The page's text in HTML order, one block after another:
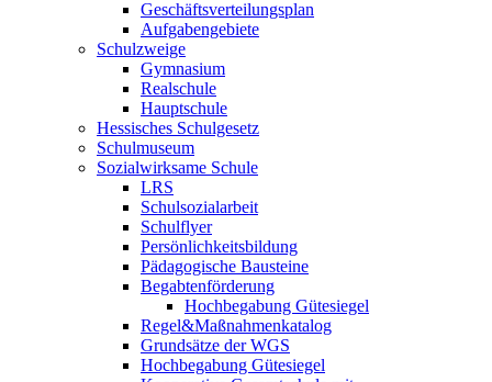
Geschäftsverteilungsplan
Aufgabengebiete
Schulzweige
Gymnasium
Realschule
Hauptschule
Hessisches Schulgesetz
Schulmuseum
Sozialwirksame Schule
LRS
Schulsozialarbeit
Schulflyer
Persönlichkeitsbildung
Pädagogische Bausteine
Begabtenförderung
Hochbegabung Gütesiegel
Regel&Maßnahmenkatalog
Grundsätze der WGS
Hochbegabung Gütesiegel